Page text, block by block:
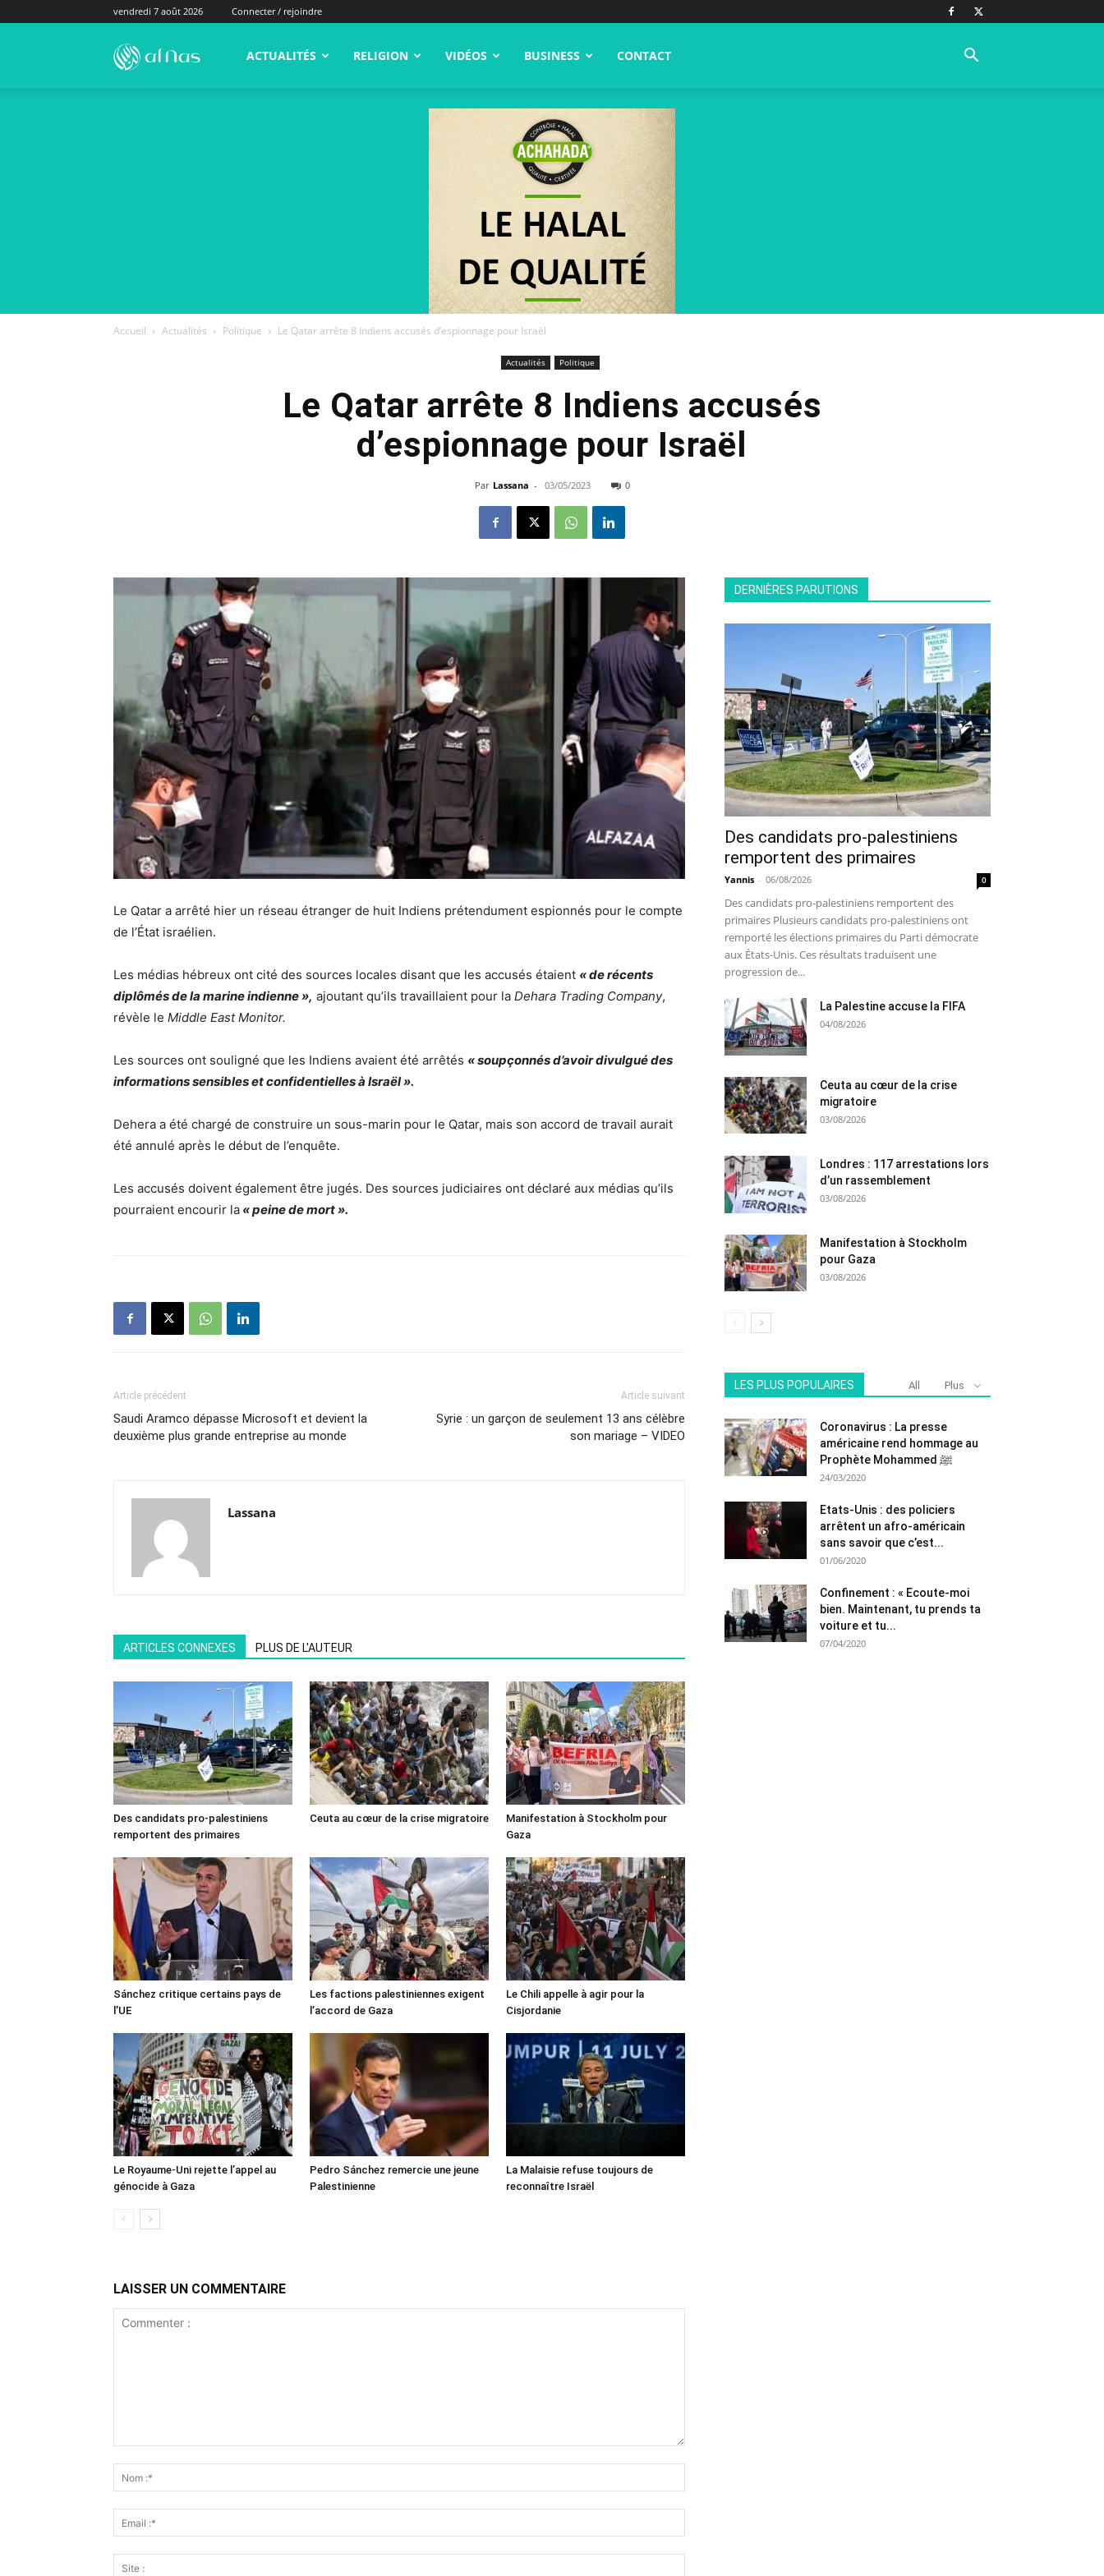
vendredi 7 août 2026 Connecter / rejoindre
alNas.fr ACTUALITÉS RELIGION VIDÉOS BUSINESS CONTACT
Accueil Actualités Politique Le Qatar arrête 8 Indiens accusés d’espionnage pour Israël
Actualités Politique
Le Qatar arrête 8 Indiens accusés
d’espionnage pour Israël
Par Lassana - 03/05/2023 0
Le Qatar a arrêté hier un réseau étranger de huit Indiens prétendument espionnés pour le compte
de l’État israélien.
Les médias hébreux ont cité des sources locales disant que les accusés étaient « de récents
diplômés de la marine indienne », ajoutant qu’ils travaillaient pour la Dehara Trading Company,
révèle le Middle East Monitor.
Les sources ont souligné que les Indiens avaient été arrêtés « soupçonnés d’avoir divulgué des
informations sensibles et confidentielles à Israël ».
Dehera a été chargé de construire un sous-marin pour le Qatar, mais son accord de travail aurait
été annulé après le début de l’enquête.
Les accusés doivent également être jugés. Des sources judiciaires ont déclaré aux médias qu’ils
pourraient encourir la « peine de mort ».
Article précédent
Saudi Aramco dépasse Microsoft et devient la
deuxième plus grande entreprise au monde
Article suivant
Syrie : un garçon de seulement 13 ans célèbre
son mariage – VIDEO
Lassana
ARTICLES CONNEXES PLUS DE L'AUTEUR
Des candidats pro-palestiniens
remportent des primaires
Ceuta au cœur de la crise migratoire
Manifestation à Stockholm pour
Gaza
Sánchez critique certains pays de
l’UE
Les factions palestiniennes exigent
l’accord de Gaza
Le Chili appelle à agir pour la
Cisjordanie
Le Royaume-Uni rejette l’appel au
génocide à Gaza
Pedro Sánchez remercie une jeune
Palestinienne
La Malaisie refuse toujours de
reconnaître Israël
LAISSER UN COMMENTAIRE
DERNIÈRES PARUTIONS
Des candidats pro-palestiniens
remportent des primaires
Yannis - 06/08/2026 0
Des candidats pro-palestiniens remportent des
primaires Plusieurs candidats pro-palestiniens ont
remporté les élections primaires du Parti démocrate
aux États-Unis. Ces résultats traduisent une
progression de...
La Palestine accuse la FIFA
04/08/2026
Ceuta au cœur de la crise
migratoire
03/08/2026
Londres : 117 arrestations lors
d’un rassemblement
03/08/2026
Manifestation à Stockholm
pour Gaza
03/08/2026
LES PLUS POPULAIRES All Plus
Coronavirus : La presse
américaine rend hommage au
Prophète Mohammed ﷺ
24/03/2020
Etats-Unis : des policiers
arrêtent un afro-américain
sans savoir que c’est...
01/06/2020
Confinement : « Ecoute-moi
bien. Maintenant, tu prends ta
voiture et tu...
07/04/2020